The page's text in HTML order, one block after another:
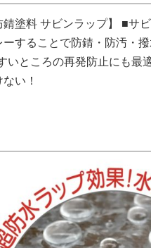
錆塗料 サビンラップ】 ■サ
することで防錆・防汚・
ところの再発防止にも最
い！